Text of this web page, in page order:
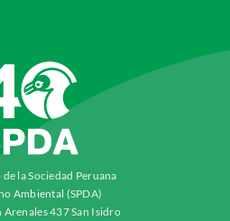
la Sociedad Peruana
Ambiental (SPDA)
437 San Isidro